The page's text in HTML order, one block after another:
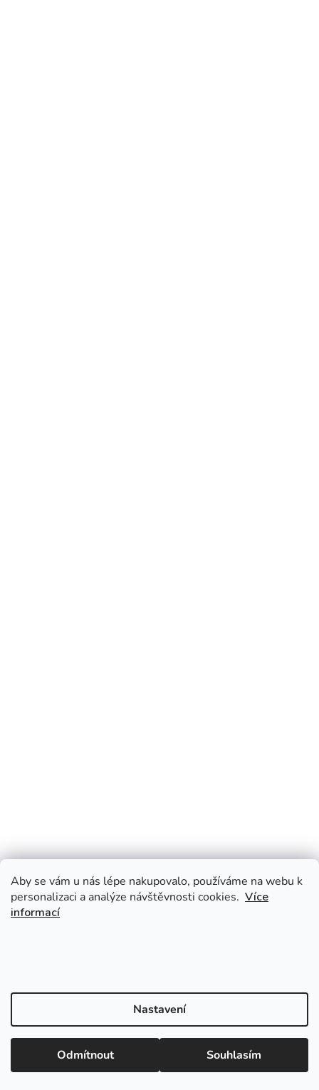
Aby se vám u nás lépe nakupovalo, používáme na webu k
personalizaci a analýze návštěvnosti cookies. Více
informací
Nastavení
Odmítnout Souhlasím